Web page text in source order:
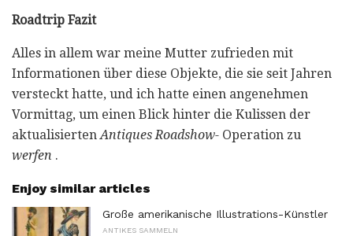
Roadtrip Fazit
Alles in allem war meine Mutter zufrieden mit
Informationen über diese Objekte, die sie seit Jahren
versteckt hatte, und ich hatte einen angenehmen
Vormittag, um einen Blick hinter die Kulissen der
aktualisiertenAntiques Roadshow- Operation zu
werfen .
Enjoy similar articles
Große amerikanische Illustrations-Künstler
ANTIKES SAMMELN